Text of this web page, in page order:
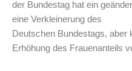
der Bundestag hat ein
eine Verkleinerung des
Deutschen Bundestags, aber
Erhöhung des Frauenanteils